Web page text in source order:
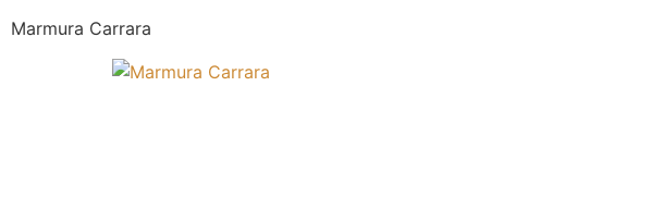
Marmura Carrara